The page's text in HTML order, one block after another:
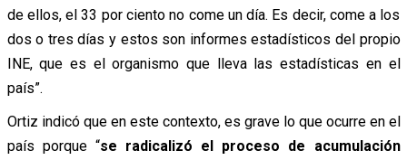
de ellos, el 33 por ciento no come un día. Es decir, come a los
dos o tres días y estos son informes estadísticos del propio
INE, que es el organismo que lleva las estadísticas en el
país”.
Ortiz indicó que en este contexto, es grave lo que ocurre en el
país porque “se radicalizó el proceso de acumulación